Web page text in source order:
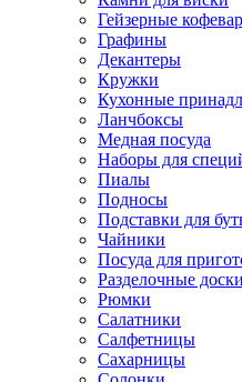
Гейзерные
Графины
Декантеры
Кружки
Кухонные
Ланчбоксы
Медная посуда
Наборы для
Пиалы
Подносы
Подставки для
Чайники
Посуда для
Разделочные доски
Рюмки
Салатники
Салфетницы
Сахарницы